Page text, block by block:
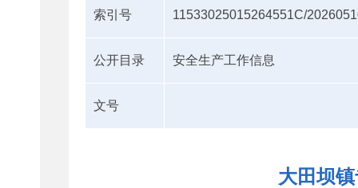
索引号 11533025015264551C/
公开目录 安全生产工作信息
文号
大田坝